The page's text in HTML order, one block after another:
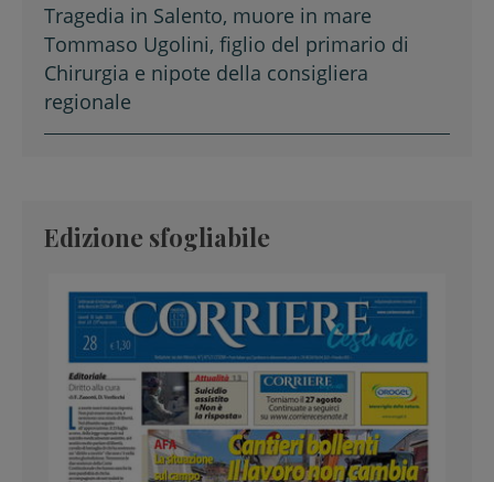
Tragedia in Salento, muore in mare
Tommaso Ugolini, figlio del primario di
Chirurgia e nipote della consigliera
regionale
Edizione sfogliabile